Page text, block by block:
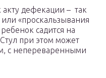
дефекации – так
«проскальзывания
садится на
при этом может
с непереваренными